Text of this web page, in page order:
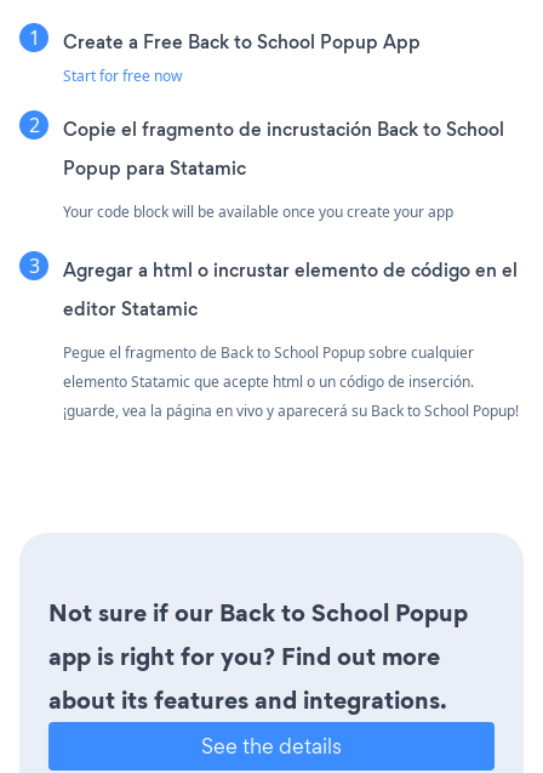
Create a Free Back to School Popup App
Start for free now
Copie el fragmento de incrustación Back to School
Popup para Statamic
Your code block will be available once you create your app
Agregar a html o incrustar elemento de código en el
editor Statamic
Pegue el fragmento de Back to School Popup sobre cualquier
elemento Statamic que acepte html o un código de inserción.
¡guarde, vea la página en vivo y aparecerá su Back to School Popup!
Not sure if our Back to School Popup
app is right for you? Find out more
about its features and integrations.
See the details